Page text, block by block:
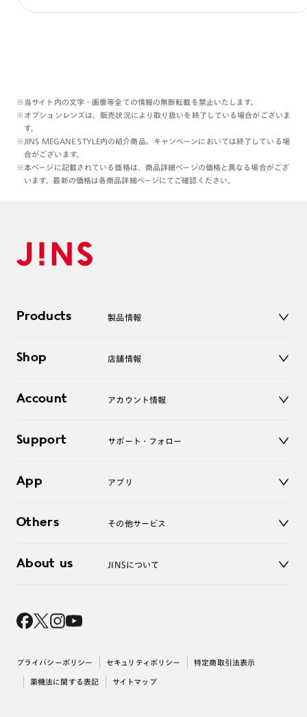
※当サイト内の文字・画像等全ての情報の無断転載を禁止いたします。
※オプションレンズは、販売状況により取り扱いを終了している場合がございま
す。
※JINS MEGANE STYLE内の紹介商品、キャンペーンにおいては終了している場
合がございます。
※本ページに記載されている価格は、商品詳細ページの価格と異なる場合がござ
います。最新の価格は各商品詳細ページにてご確認ください。
Products 製品情報
サングラス
コンタクトレンズ
アクセサリー
Shop 店舗情報
オンラインショップ
Account アカウント情報
ログアウト
Support サポート・フォロー
よくあるご質問
お問い合わせ
App アプリ
Others その他サービス
レンズ交換
About us JINSについて
採用情報
プライバシーポリシー セキュリティポリシー 特定商取引法表示
薬機法に関する表記 サイトマップ